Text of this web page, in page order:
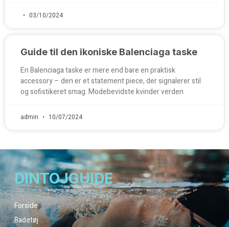
03/10/2024
Guide til den ikoniske Balenciaga taske
En Balenciaga taske er mere end bare en praktisk
accessory – den er et statement piece, der signalerer stil
og sofistikeret smag. Modebevidste kvinder verden
admin 10/07/2024
DINTOJGUIDE
Forside
Badetøj